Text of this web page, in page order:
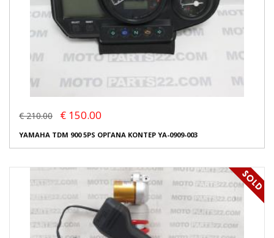
€ 210.00 € 150.00
YAMAHA TDM 900 5PS ΟΡΓΑΝΑ ΚΟΝΤΕΡ YA-0909-003